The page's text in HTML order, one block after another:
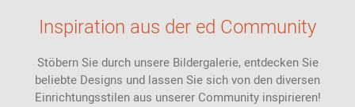
Inspiration aus der ed Community
Stöbern Sie durch unsere Bildergalerie, entdecken Sie
beliebte Designs und lassen Sie sich von den diversen
Einrichtungsstilen aus unserer Community inspirieren!